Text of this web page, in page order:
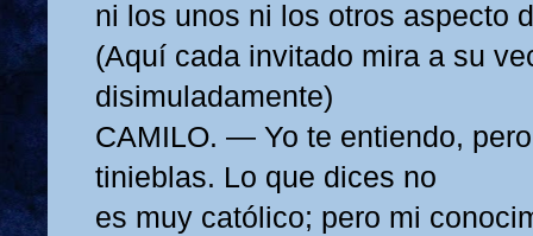
ni los unos ni los otros aspecto
(Aquí cada invitado mira a su
disimuladamente)
CAMILO. — Yo te entiendo,
tinieblas. Lo que dices no
es muy católico; pero mi